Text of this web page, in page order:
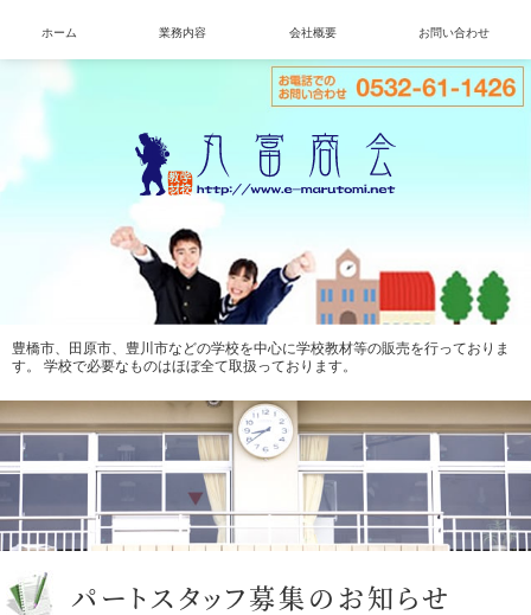
ホーム 業務内容 会社概要 お問い合わせ
豊橋市、田原市、豊川市などの学校を中心に学校教材等の販売を行っておりま
す。 学校で必要なものはほぼ全て取扱っております。
パートスタッフ募集のお知らせ